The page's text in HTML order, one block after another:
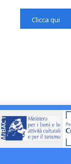
Clicca qui